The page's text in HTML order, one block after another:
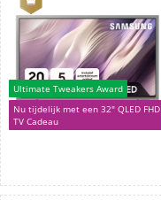
Ultimate Tweakers Award
Nu tijdelijk met een 32" QLED FHD
TV Cadeau